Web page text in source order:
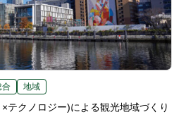
合 地域
テクノロジー)による観光地域づくり